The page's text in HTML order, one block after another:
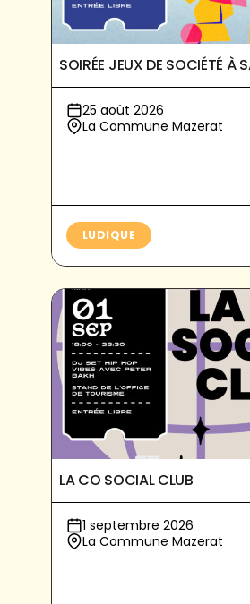
SOIRÉE JEUX DE SOCIÉTÉ À
25 août 2026
La Commune Mazerat
LUDIQUE
LA CO SOCIAL CLUB
1 septembre 2026
La Commune Mazerat